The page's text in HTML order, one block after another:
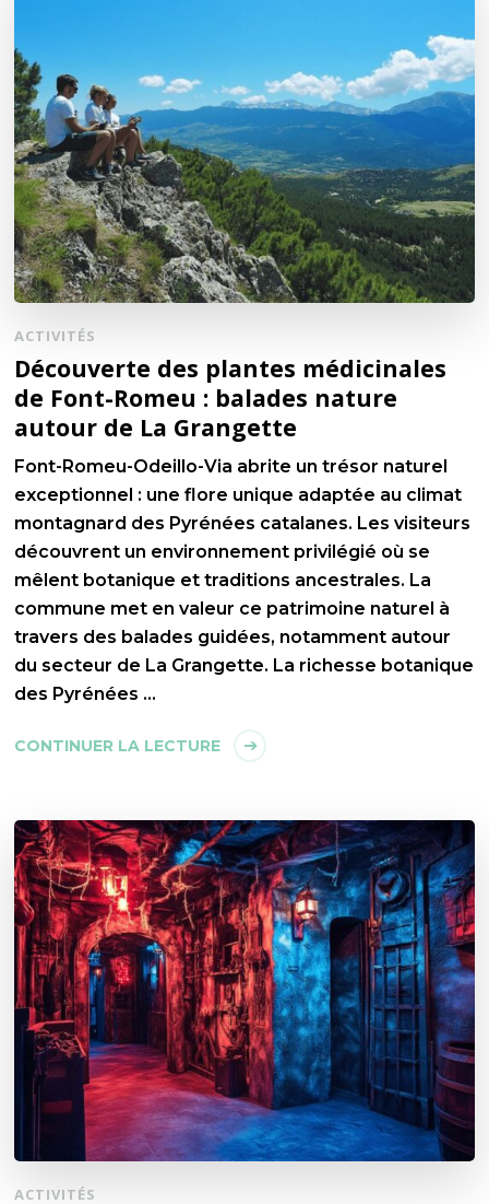
ACTIVITÉS
Découverte des plantes médicinales
de Font-Romeu : balades nature
autour de La Grangette
Font-Romeu-Odeillo-Via abrite un trésor naturel
exceptionnel : une flore unique adaptée au climat
montagnard des Pyrénées catalanes. Les visiteurs
découvrent un environnement privilégié où se
mêlent botanique et traditions ancestrales. La
commune met en valeur ce patrimoine naturel à
travers des balades guidées, notamment autour
du secteur de La Grangette. La richesse botanique
des Pyrénées …
CONTINUER LA LECTURE
ACTIVITÉS